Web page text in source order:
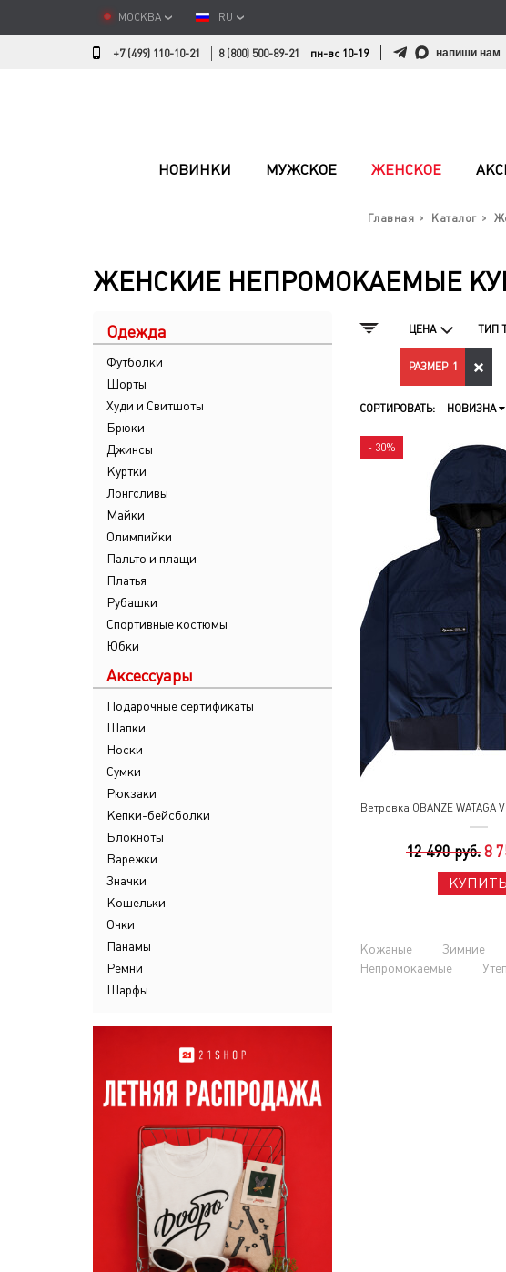
МОСКВА RU
+7 (499) 110-10-21 8 (800) 500-89-21 пн-вс 10-19 напиши нам
НОВИНКИ МУЖСКОЕ ЖЕНСКОЕ
Главная Каталог
ЖЕНСКИЕ НЕПРОМОКАЕМЫЕ
Одежда
Футболки
Шорты
Худи и Свитшоты
Брюки
Джинсы
Куртки
Лонгсливы
Майки
Олимпийки
Пальто и плащи
Платья
Рубашки
Спортивные костюмы
Юбки
Аксессуары
Подарочные сертификаты
Шапки
Носки
Сумки
Рюкзаки
Кепки-бейсболки
Блокноты
Варежки
Значки
Кошельки
Очки
Панамы
Ремни
Шарфы
ЦЕНА ТИП
РАЗМЕР 1
СОРТИРОВАТЬ: НОВИЗНА
- 30%
Ветровка OBANZE
12 490 руб. 8
КУПИТЬ
Кожаные Зимние
Непромокаемые